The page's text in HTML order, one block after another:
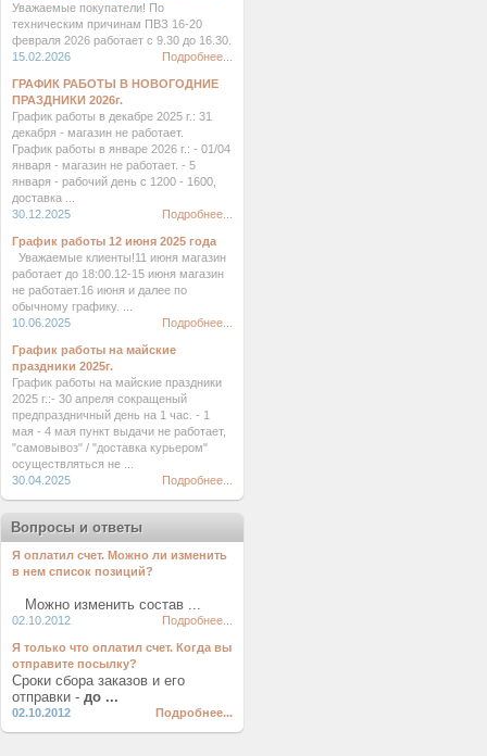
Уважаемые покупатели! По
техническим причинам ПВЗ 16-20
февраля 2026 работает с 9.30 до 16.30.
15.02.2026
Подробнее...
ГРАФИК РАБОТЫ В НОВОГОДНИЕ
ПРАЗДНИКИ 2026г.
График работы в декабре 2025 г.: 31
декабря - магазин не работает.
График работы в январе 2026 г.: - 01/04
января - магазин не работает. - 5
января - рабочий день с 1200 - 1600,
доставка ...
30.12.2025
Подробнее...
График работы 12 июня 2025 года
Уважаемые клиенты!11 июня магазин
работает до 18:00.12-15 июня магазин
не работает.16 июня и далее по
обычному графику. ...
10.06.2025
Подробнее...
График работы на майские
праздники 2025г.
График работы на майские праздники
2025 г.:- 30 апреля сокращеный
предпраздничный день на 1 час. - 1
мая - 4 мая пункт выдачи не работает,
"самовывоз" / "доставка курьером"
осуществляться не ...
30.04.2025
Подробнее...
Вопросы и ответы
Я оплатил счет. Можно ли изменить
в нем список позиций?
Можно изменить состав ...
02.10.2012 Подробнее...
Я только что оплатил счет. Когда вы
отправите посылку?
Сроки сбора заказов и его
отправки - до ...
02.10.2012 Подробнее...